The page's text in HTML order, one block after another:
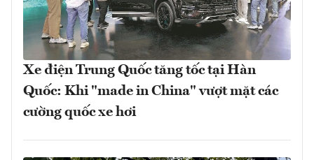
Xe điện Trung Quốc tăng tốc tại Hàn
Quốc: Khi "made in China" vượt mặt các
cường quốc xe hơi